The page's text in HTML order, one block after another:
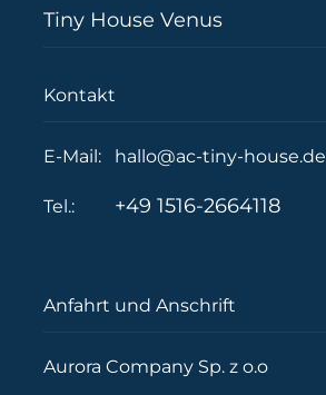
Tiny House Venus
Kontakt
E-Mail: hallo@ac-tiny-house.de
Tel.: +49 1516-2664118
Anfahrt und Anschrift
Aurora Company Sp. z o.o